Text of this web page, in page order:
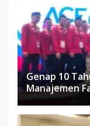
Genap 10
Manajemen